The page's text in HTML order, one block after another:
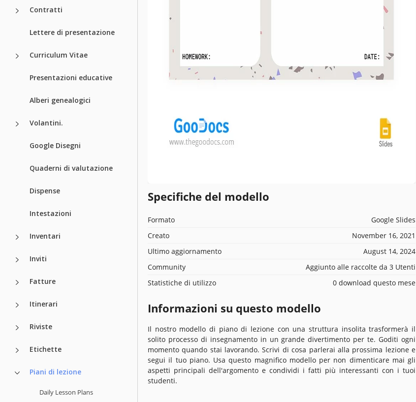
Contratti
Lettere di presentazione
Curriculum Vitae
Presentazioni educative
Alberi genealogici
Volantini.
Google Disegni
Quaderni di valutazione
Dispense
Intestazioni
Inventari
Inviti
Fatture
Itinerari
Riviste
Etichette
Piani di lezione
Daily Lesson Plans
Specifiche del modello
Formato
Google Slides
Creato
November 16, 2021
Ultimo aggiornamento
August 14, 2024
Community
Aggiunto alle raccolte da 3 Utenti
Statistiche di utilizzo
0 download questo mese
Informazioni su questo modello
Il nostro modello di piano di lezione con una struttura insolita trasformerà il
solito processo di insegnamento in un grande divertimento per te. Goditi ogni
momento quando stai lavorando. Scrivi di cosa parlerai alla prossima lezione e
segui il tuo piano. Usa questo magnifico modello per non dimenticare mai gli
aspetti principali dell'argomento e condividi i fatti più interessanti con i tuoi
studenti.